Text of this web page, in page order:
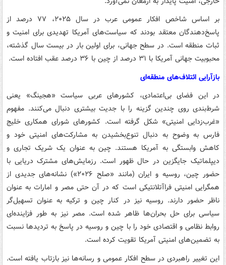
بر اساس شاخص افکار عمومی عرب در سال ۲۰۲۵، ۷۷ درصد از
پاسخ‌دهندگان معتقد بودند که سیاست‌های آمریکا تهدیدی برای امنیت و
ثبات منطقه است. در سطح جهانی، برای اولین بار در بیست سال گذشته،
محبوبیت جهانی آمریکا با ۳۱ درصد از چین با ۳۶ درصد عقب افتاده است.
بازآرایی ائتلاف‌های منطقه‌ای
در این فضای بی‌اعتمادی، کشورهای عربی سیاست «هجینگ» یعنی
شرط‌بندی روی چندین گزینه را با جدیت بیشتری دنبال می‌کنند. مفهوم
«غرب‌زدایی امنیتی» شکل گرفته است. کشورهای شورای همکاری خلیج
فارس به وضوح به دنبال تنوع‌بخشیدن به مشارکت‌های امنیتی خود و
کاهش وابستگی به آمریکا هستند. چین به عنوان یک شریک تجاری و
دیپلماتیک جایگزین در حال ظهور است. رزمایش‌های مشترک دریایی با
حضور چین، روسیه و ایران (مانند «صلح ۲۰۲۶») نشانه‌های جدیدی از
همگرایی امنیتی فراآتلانتیکی است که در آن حتی مصر و امارات به عنوان
ناظر حضور دارند. روسیه نیز در کنار چین و ترکیه به عنوان تسهیل‌گر
سیاسی برای حل بحران‌ها ظاهر شده است. مصر نیز به طور فزاینده‌ای
روابط نظامی و اقتصادی خود را با چین و روسیه در پاسخ به تردیدها نسبت
به تضمین‌های امنیتی آمریکا تقویت کرده است.
این تغییر راهبردی در سطح افکار عمومی و رسانه‌ها نیز بازتاب یافته است.